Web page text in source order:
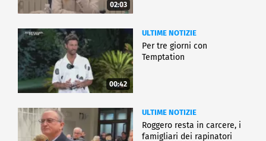
02:03
00:42
ULTIME NOTIZIE
Per tre giorni con
Temptation
ULTIME NOTIZIE
Roggero resta in carcere, i
famigliari dei rapinatori